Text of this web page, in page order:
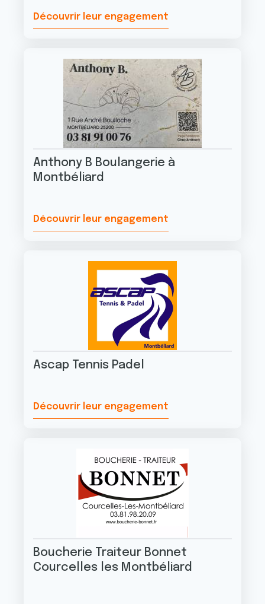
Découvrir leur engagement
Anthony B Boulangerie à
Montbéliard
Découvrir leur engagement
Ascap Tennis Padel
Découvrir leur engagement
Boucherie Traiteur Bonnet
Courcelles les Montbéliard